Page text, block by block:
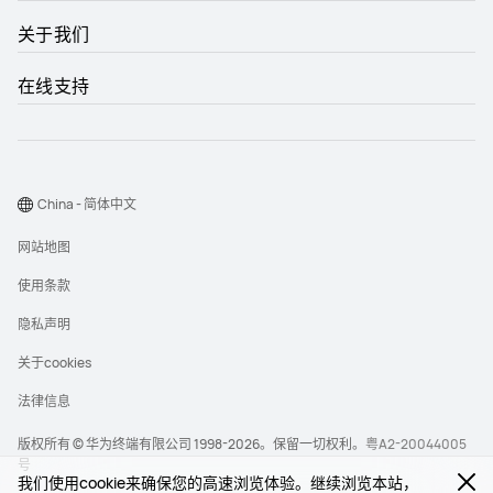
我们使用cookie来确保您的高速浏览体验。继续浏览本站，
关于我们
在线支持
版权所有 © 华为终端有限公司 1998-2026。保留一切权利。 粤A2-20044005
号
网站地图
使用条款
隐私声明
关于cookies
法律信息
China - 简体中文